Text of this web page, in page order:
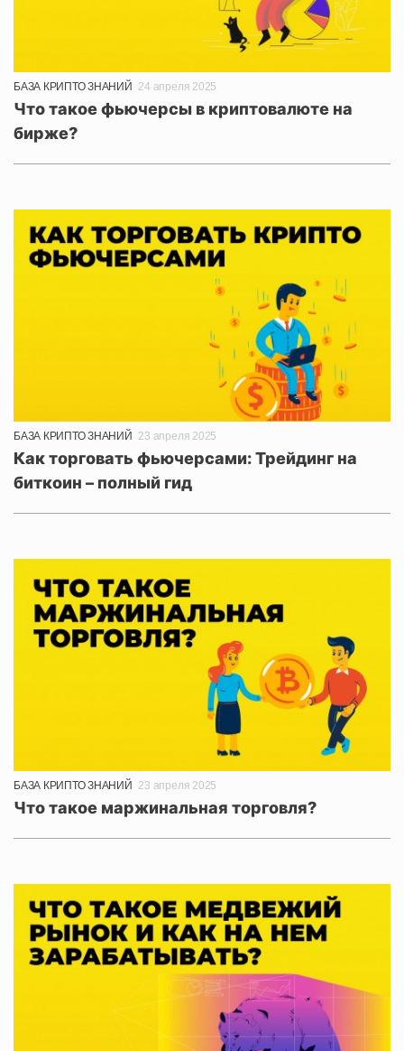
БАЗА КРИПТО ЗНАНИЙ 24 апреля 2025
Что такое фьючерсы в криптовалюте на
бирже?
БАЗА КРИПТО ЗНАНИЙ 23 апреля 2025
Как торговать фьючерсами: Трейдинг на
биткоин – полный гид
БАЗА КРИПТО ЗНАНИЙ 23 апреля 2025
Что такое маржинальная торговля?